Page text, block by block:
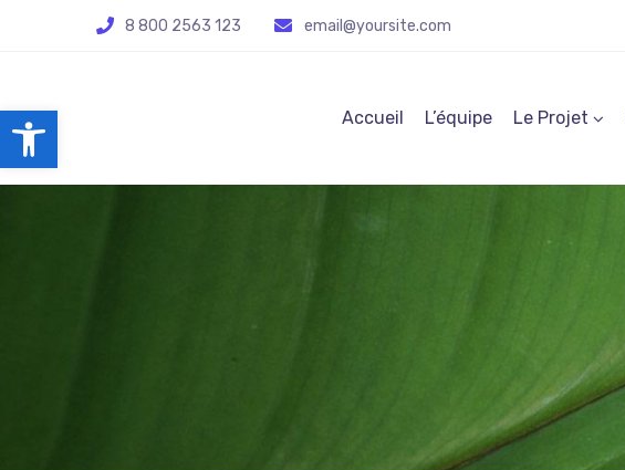
Ouvrir la barre d’outils
8 800 2563 123 email@yoursite.com
Accueil L’équipe Le Projet